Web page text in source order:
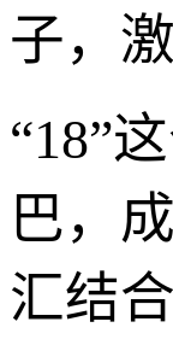
子，
“18”
巴，
汇结